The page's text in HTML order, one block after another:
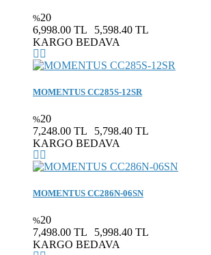
%20
6,998.00 TL
5,598.40 TL
KARGO BEDAVA
MOMENTUS CC285S-12SR
%20
7,248.00 TL
5,798.40 TL
KARGO BEDAVA
MOMENTUS CC286N-06SN
%20
7,498.00 TL
5,998.40 TL
KARGO BEDAVA